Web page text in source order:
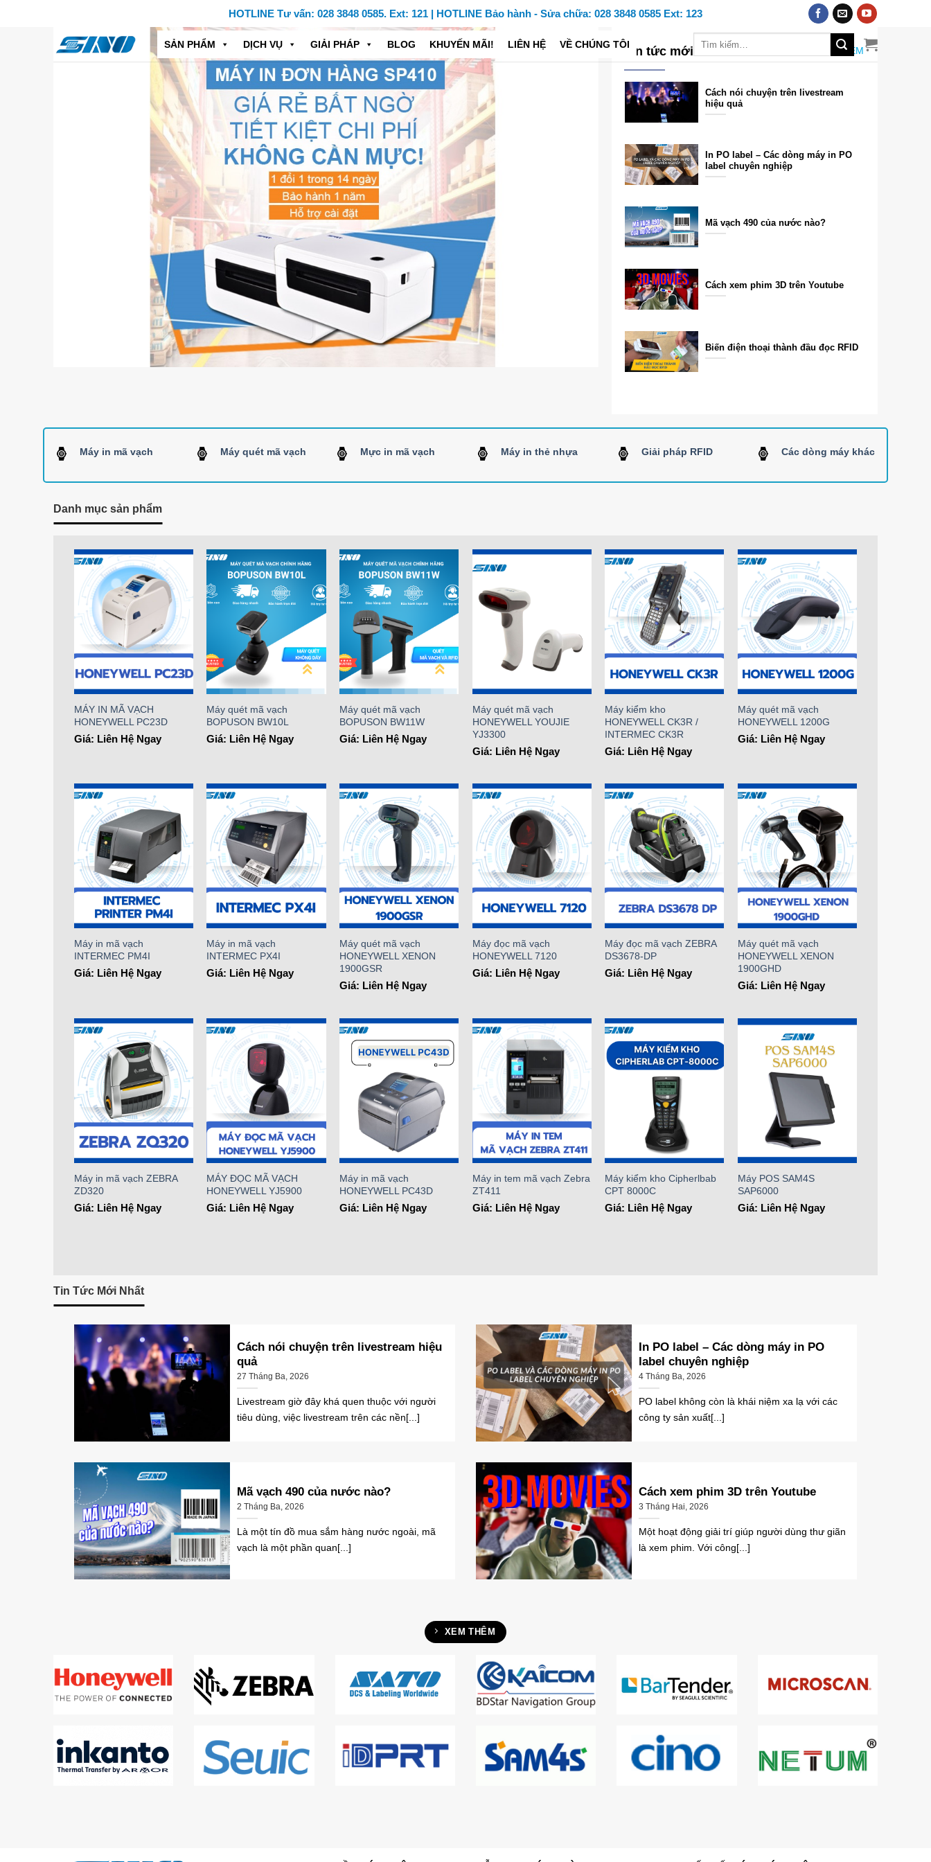
HOTLINE Tư vấn: 028 3848 0585. Ext: 121 | HOTLINE Bảo hành - Sửa chữa: 028 3848 0585 Ext: 123
SẢN PHẨM DỊCH VỤ GIẢI PHÁP BLOG KHUYẾN MÃI! LIÊN HỆ VỀ CHÚNG TÔITin tức mới nhất XEM THÊM
Cách nói chuyện trên livestream
hiệu quả
In PO label – Các dòng máy in PO
label chuyên nghiệp
Mã vạch 490 của nước nào?
Cách xem phim 3D trên Youtube
Biến điện thoại thành đầu đọc RFID
Máy in mã vạch Máy quét mã vạch Mực in mã vạch Máy in thẻ nhựa Giải pháp RFID Các dòng máy khác
Danh mục sản phẩm
Add to
Wishlist
MÁY IN MÃ VẠCH
HONEYWELL PC23D
Giá: Liên Hệ Ngay
Add to
Wishlist
Máy quét mã vạch
BOPUSON BW10L
Giá: Liên Hệ Ngay
Add to
Wishlist
Máy quét mã vạch
BOPUSON BW11W
Giá: Liên Hệ Ngay
Máy quét mã vạch
HONEYWELL YOUJIE
YJ3300
Giá: Liên Hệ Ngay
Add to
Wishlist
Máy kiểm kho
HONEYWELL CK3R /
INTERMEC CK3R
Giá: Liên Hệ Ngay
Add to
Wishlist
Máy quét mã vạch
HONEYWELL 1200G
Giá: Liên Hệ Ngay
Add to
Wishlist
Máy in mã vạch
INTERMEC PM4I
Giá: Liên Hệ Ngay
Add to
Wishlist
Máy in mã vạch
INTERMEC PX4I
Giá: Liên Hệ Ngay
Add to
Wishlist
Máy quét mã vạch
HONEYWELL XENON
1900GSR
Giá: Liên Hệ Ngay
Add to
Wishlist
Máy đọc mã vạch
HONEYWELL 7120
Giá: Liên Hệ Ngay
Add to
Wishlist
Máy đọc mã vạch ZEBRA
DS3678-DP
Giá: Liên Hệ Ngay
Add to
Wishlist
Máy quét mã vạch
HONEYWELL XENON
1900GHD
Giá: Liên Hệ Ngay
Add to
Wishlist
Máy in mã vạch ZEBRA
ZD320
Giá: Liên Hệ Ngay
Add to
Wishlist
MÁY ĐỌC MÃ VẠCH
HONEYWELL YJ5900
Giá: Liên Hệ Ngay
Add to
Wishlist
Máy in mã vạch
HONEYWELL PC43D
Giá: Liên Hệ Ngay
Add to
Wishlist
Máy in tem mã vạch Zebra
ZT411
Giá: Liên Hệ Ngay
Add to
Wishlist
Máy kiểm kho Cipherlbab
CPT 8000C
Giá: Liên Hệ Ngay
Add to
Wishlist
Máy POS SAM4S
SAP6000
Giá: Liên Hệ Ngay
Tin Tức Mới Nhất
Cách nói chuyện trên livestream hiệu
quả
27 Tháng Ba, 2026
Livestream giờ đây khá quen thuộc với người
tiêu dùng, việc livestream trên các nền[...]
In PO label – Các dòng máy in PO
label chuyên nghiệp
4 Tháng Ba, 2026
PO label không còn là khái niệm xa lạ với các
công ty sản xuất[...]
Mã vạch 490 của nước nào?
2 Tháng Ba, 2026
Là một tín đồ mua sắm hàng nước ngoài, mã
vạch là một phần quan[...]
Cách xem phim 3D trên Youtube
3 Tháng Hai, 2026
Một hoạt động giải trí giúp người dùng thư giãn
là xem phim. Với công[...]
XEM THÊM